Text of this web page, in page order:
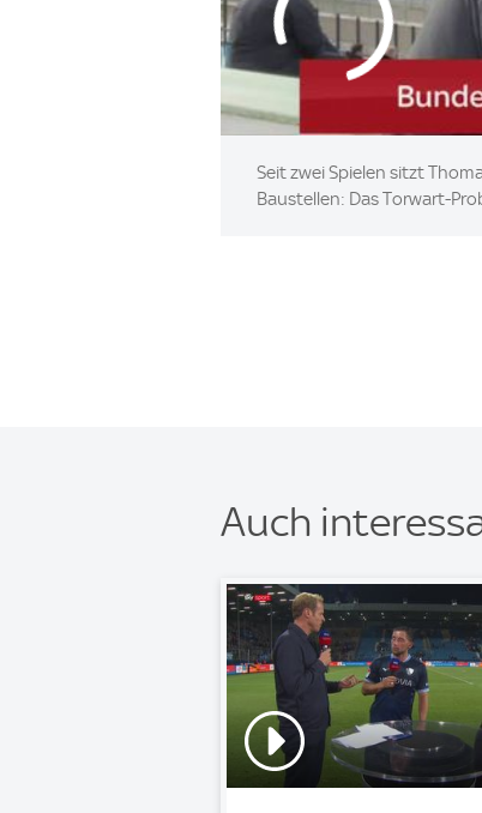
Seit zwei Spielen sitzt
Baustellen: Das Torwart-
Auch